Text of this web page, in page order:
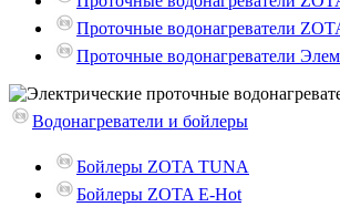
Проточные водонагреватели
Проточные водонагреватели
Водонагреватели и бойлеры
Бойлеры ZOTA TUNA
Бойлеры ZOTA E-Hot